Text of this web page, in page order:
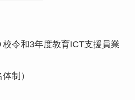
令和3年度教育ICT支援員業
制）